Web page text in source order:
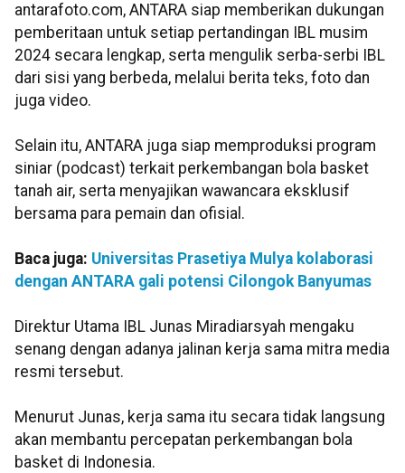
antarafoto.com, ANTARA siap memberikan dukungan
pemberitaan untuk setiap pertandingan IBL musim
2024 secara lengkap, serta mengulik serba-serbi IBL
dari sisi yang berbeda, melalui berita teks, foto dan
juga video.
Selain itu, ANTARA juga siap memproduksi program
siniar (podcast) terkait perkembangan bola basket
tanah air, serta menyajikan wawancara eksklusif
bersama para pemain dan ofisial.
Baca juga: Universitas Prasetiya Mulya kolaborasi
dengan ANTARA gali potensi Cilongok Banyumas
Direktur Utama IBL Junas Miradiarsyah mengaku
senang dengan adanya jalinan kerja sama mitra media
resmi tersebut.
Menurut Junas, kerja sama itu secara tidak langsung
akan membantu percepatan perkembangan bola
basket di Indonesia.